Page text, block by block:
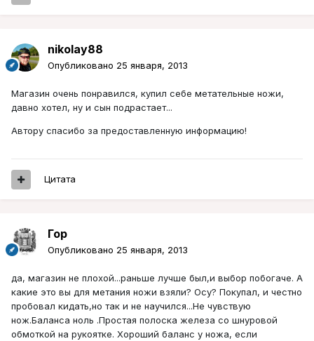
nikolay88
Опубликовано 25 января, 2013
Магазин очень понравился, купил себе метательные ножи,
давно хотел, ну и сын подрастает...
Автору спасибо за предоставленную информацию!
Цитата
Гор
Опубликовано 25 января, 2013
да, магазин не плохой...раньше лучше был,и выбор побогаче. А
какие это вы для метания ножи взяли? Осу? Покупал, и честно
пробовал кидать,но так и не научился...Не чувствую
нож.Баланса ноль .Простая полоска железа со шнуровой
обмоткой на рукоятке. Хороший баланс у ножа, если